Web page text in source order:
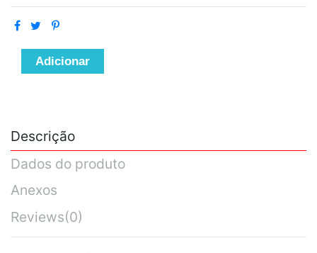
Adicionar
Descrição
Dados do produto
Anexos
Reviews(0)